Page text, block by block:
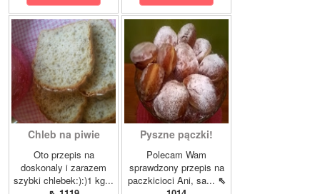
Chleb na piwie
Oto przepis na
doskonaly i zarazem
szybki chlebek:):)1 kg...
Pyszne pączki!
Polecam Wam
sprawdzony przepis na
paczkicioci Ani, sa... ⇖